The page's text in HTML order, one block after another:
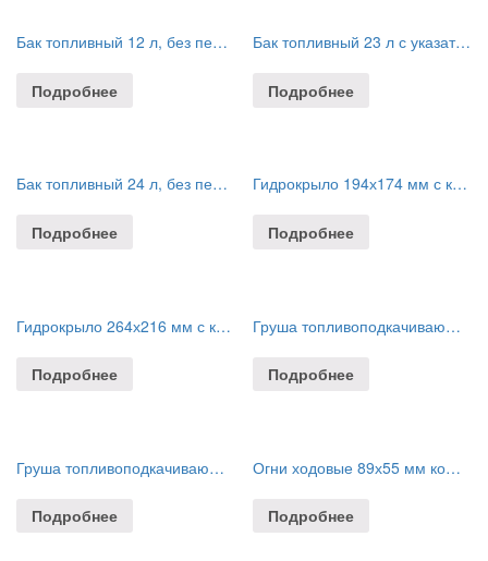
Бак топливный 12 л, без переходника
Подробнее
Бак топливный 23 л с указателем уровня, без переходника
Подробнее
Бак топливный 24 л, без переходника
Подробнее
Гидрокрыло 194х174 мм с крепежом, 8-50 л.с.
Подробнее
Гидрокрыло 264х216 мм с крепежом, 8-100 л.с.
Подробнее
Груша топливоподкачивающая для лодочных моторов, 5/16″
Подробнее
Груша топливоподкачивающая для лодочных моторов, 8 мм
Подробнее
Огни ходовые 89х55 мм комплект (красный, зеленый), белый
Подробнее